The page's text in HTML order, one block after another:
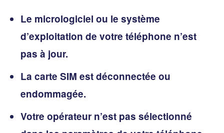
Le micrologiciel ou le système
d’exploitation de votre téléphone n’est
pas à jour.
La carte SIM est déconnectée ou
endommagée.
Votre opérateur n’est pas sélectionné